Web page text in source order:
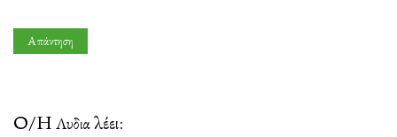
Απάντηση
Ο/Η Λυδιαλέει: